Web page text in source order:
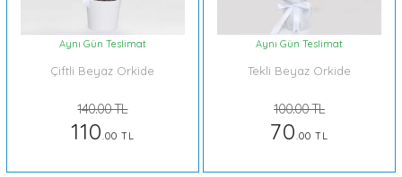
Aynı Gün Teslimat
Çiftli Beyaz Orkide
140.00 TL
110.00 TL
Aynı Gün Teslimat
Tekli Beyaz Orkide
100.00 TL
70.00 TL